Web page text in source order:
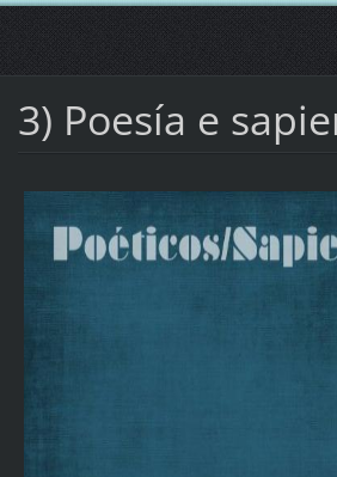
3) Poesía e